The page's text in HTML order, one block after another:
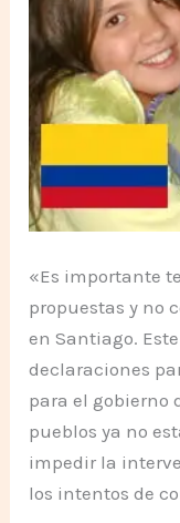
«Es importante
propuestas y no
en Santiago.
declaraciones
para el gobierno
pueblos ya no
impedir la
los intentos de